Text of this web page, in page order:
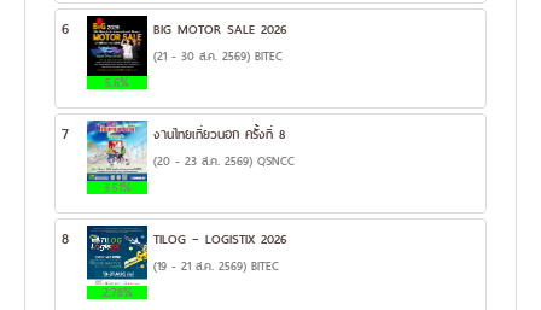
6
5.6%
BIG MOTOR SALE 2026
(21 - 30 ส.ค. 2569) BITEC
7
3.51%
งานไทยเที่ยวนอก ครั้งที่ 8
(20 - 23 ส.ค. 2569) QSNCC
8
2.78%
TILOG – LOGISTIX 2026
(19 - 21 ส.ค. 2569) BITEC